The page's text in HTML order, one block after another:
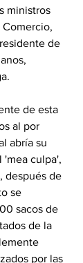
ministros
Comercio,
de
de esta
al por
abría su
'mea culpa',
después de
se
sacos de
de la
por las